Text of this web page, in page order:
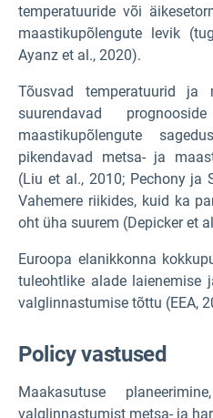
temperatuuride või
maastikupõlengute levik
Ayanz et al., 2020).
Tõusvad temperatuurid ja
suurendavad
maastikupõlengute
pikendavad metsa- ja
(Liu et al., 2010; Pechony ja
Vahemere riikides, kuid ka
oht üha suurem (Depicker et
Euroopa elanikkonna
tuleohtlike alade laienemise
valglinnastumise tõttu (EEA,
Policy vastused
Maakasutuse
valglinnastumist metsa- ja